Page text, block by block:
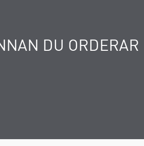
DU ORDERAR